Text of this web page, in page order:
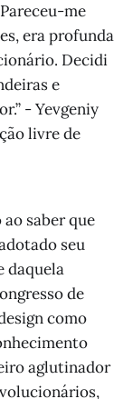
me
era profunda
Decidi
e
- Yevgeniy
livre de
saber que
seu
daquela
de
como
aglutinador